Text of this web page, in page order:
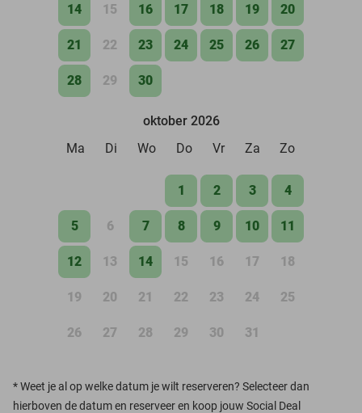
14 15 16 17 18 19 20
21 22 23 24 25 26 27
28 29 30
oktober 2026
Ma
Di Wo Do Vr Za Zo
1 2 3 4
5 6 7 8 9 10 11
12 13 14 15 16 17 18
19 20 21 22 23 24 25
26 27 28 29 30 31
*Weet je al op welke datum je wilt reserveren? Selecteer dan
hierboven de datum en reserveer en koop jouw Social Deal